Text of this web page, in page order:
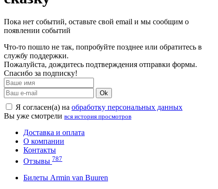
Пока нет событий, оставьте свой email и мы сообщим о
появлении событий
Что-то пошло не так, попробуйте позднее или обратитесь в
службу поддержки.
Пожалуйста, дождитесь подтверждения отправки формы.
Спасибо за подписку!
Ok
Я согласен(а) на обработку персональных данных
Вы уже смотрели вся история просмотров
Доставка и оплата
О компании
Контакты
Отзывы 787
Билеты Armin van Buuren